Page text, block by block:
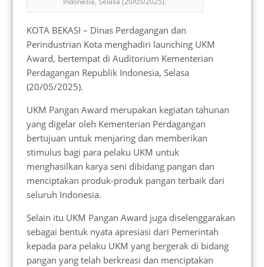
KOTA BEKASI – Dinas Perdagangan dan
Perindustrian Kota menghadiri launching UKM
Award, bertempat di Auditorium Kementerian
Perdagangan Republik Indonesia, Selasa
(20/05/2025).
UKM Pangan Award merupakan kegiatan tahunan
yang digelar oleh Kementerian Perdagangan
bertujuan untuk menjaring dan memberikan
stimulus bagi para pelaku UKM untuk
menghasilkan karya seni dibidang pangan dan
menciptakan produk-produk pangan terbaik dari
seluruh Indonesia.
Selain itu UKM Pangan Award juga diselenggarakan
sebagai bentuk nyata apresiasi dari Pemerintah
kepada para pelaku UKM yang bergerak di bidang
pangan yang telah berkreasi dan menciptakan